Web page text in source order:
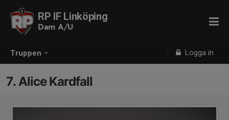
Truppen Logga in
RP IF Linköping
Dam A/U
7. Alice Kardfall